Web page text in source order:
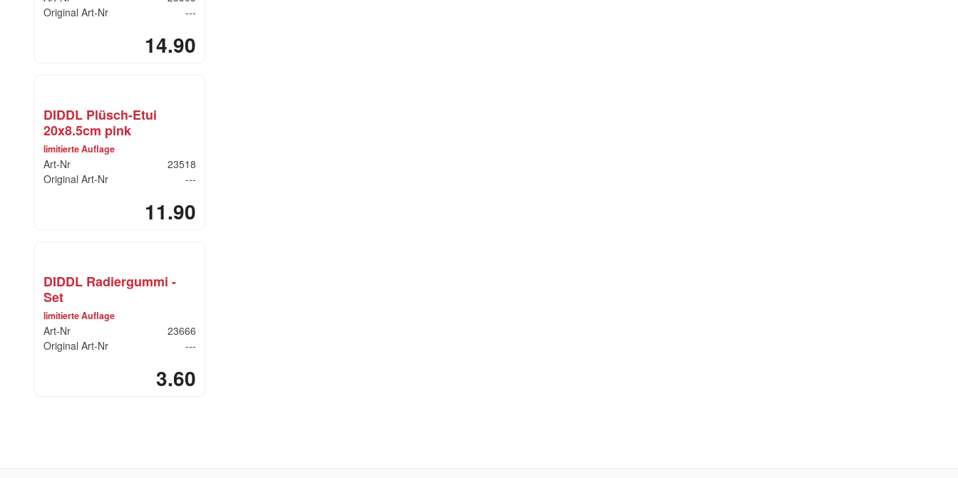
Original Art-Nr
---
14.90
DIDDL Plüsch-Etui
20x8.5cm pink
limitierte Auflage
Art-Nr
23518
Original Art-Nr
---
11.90
DIDDL Radiergummi -
Set
limitierte Auflage
Art-Nr
23666
Original Art-Nr
---
3.60